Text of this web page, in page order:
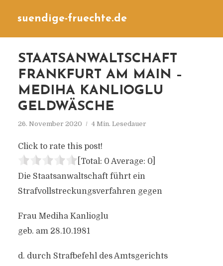
suendige-fruechte.de
STAATSANWALTSCHAFT
FRANKFURT AM MAIN –
MEDIHA KANLIOGLU
GELDWÄSCHE
26. November 2020 4 Min. Lesedauer
Click to rate this post!
[Total: 0 Average: 0]
Die Staatsanwaltschaft führt ein
Strafvollstreckungsverfahren gegen
Frau Mediha Kanlioglu
geb. am 28.10.1981
d. durch Strafbefehl des Amtsgerichts